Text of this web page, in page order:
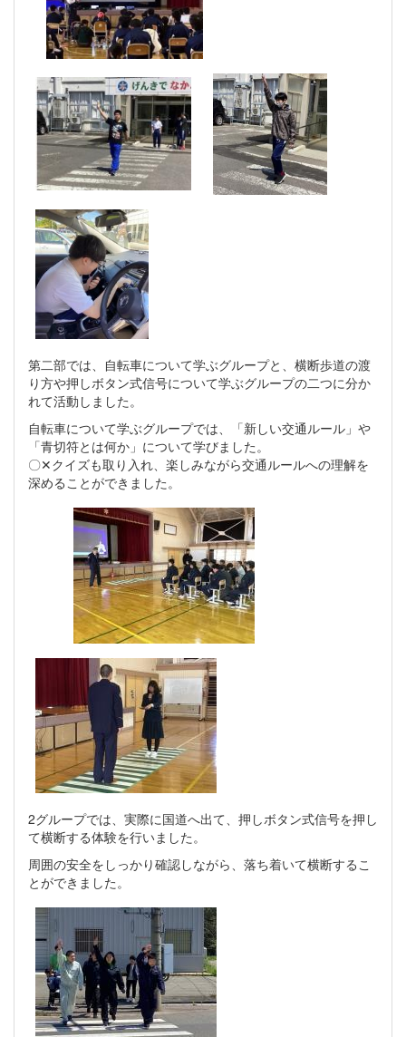
第二部では、自転車について学ぶグループと、横断歩道の渡
り方や押しボタン式信号について学ぶグループの二つに分か
れて活動しました。
自転車について学ぶグループでは、「新しい交通ルール」や
「青切符とは何か」について学びました。
〇✕クイズも取り入れ、楽しみながら交通ルールへの理解を
深めることができました。
2グループでは、実際に国道へ出て、押しボタン式信号を押し
て横断する体験を行いました。
周囲の安全をしっかり確認しながら、落ち着いて横断するこ
とができました。